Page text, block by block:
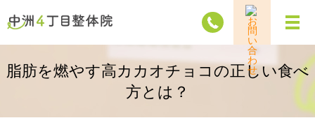
メ
脂肪を燃やす高カカオチョコの正しい食べ
方とは？